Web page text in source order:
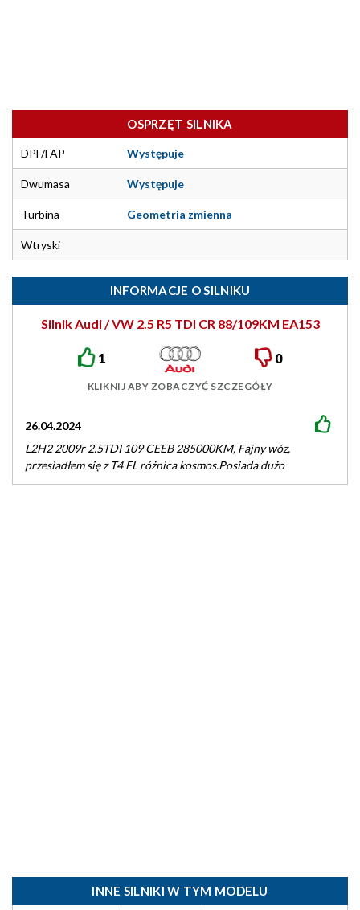
OSPRZĘT SILNIKA
DPF/FAP Występuje
Dwumasa Występuje
Turbina Geometria zmienna
Wtryski
INFORMACJE O SILNIKU
Silnik Audi / VW 2.5 R5 TDI CR 88/109KM EA153
1 0
KLIKNIJ ABY ZOBACZYĆ SZCZEGÓŁY
26.04.2024
L2H2 2009r 2.5TDI 109 CEEB 285000KM, Fajny wóz,
przesiadłem się z T4 FL różnica kosmos.Posiada dużo
elementów ze współpracy z…
INNE SILNIKI W TYM MODELU